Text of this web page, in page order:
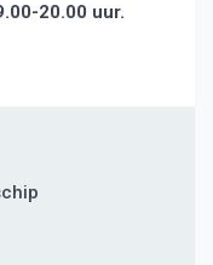
20.00 uur.